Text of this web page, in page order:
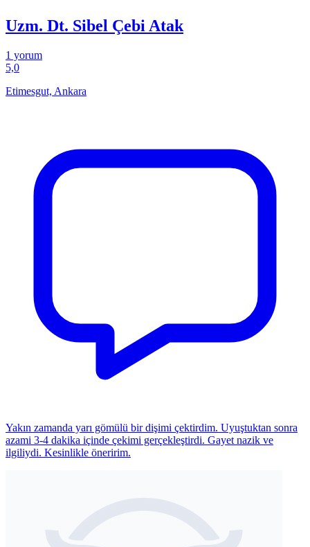
Uzm. Dt. Sibel Çebi Atak
1 yorum
5,0
Etimesgut, Ankara
Yakın zamanda yarı gömülü bir dişimi çektirdim. Uyuştuktan sonra
azami 3-4 dakika içinde çekimi gerçekleştirdi. Gayet nazik ve
ilgiliydi. Kesinlikle öneririm.